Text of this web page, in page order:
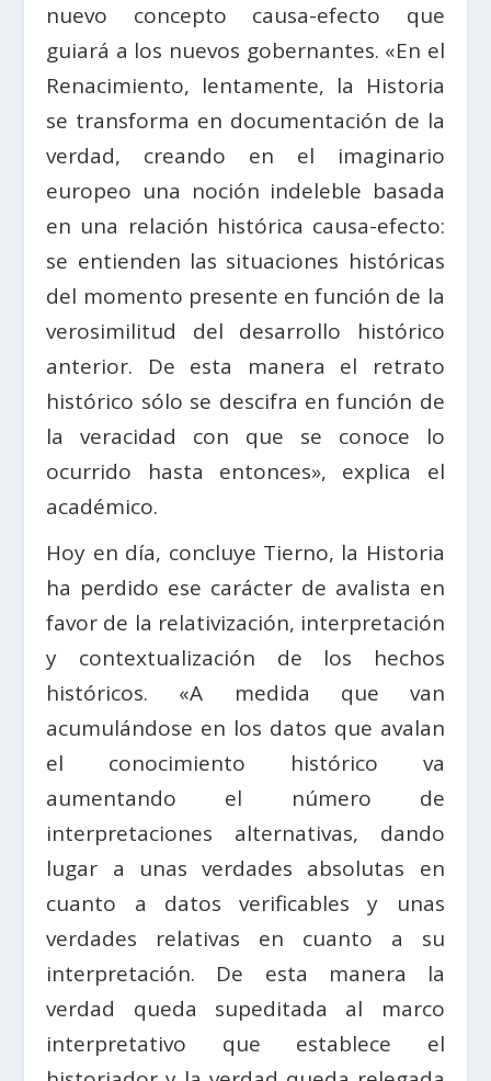
nuevo concepto causa-efecto que
guiará a los nuevos gobernantes. «En el
Renacimiento, lentamente, la Historia
se transforma en documentación de la
verdad, creando en el imaginario
europeo una noción indeleble basada
en una relación histórica causa-efecto:
se entienden las situaciones históricas
del momento presente en función de la
verosimilitud del desarrollo histórico
anterior. De esta manera el retrato
histórico sólo se descifra en función de
la veracidad con que se conoce lo
ocurrido hasta entonces», explica el
académico.
Hoy en día, concluye Tierno, la Historia
ha perdido ese carácter de avalista en
favor de la relativización, interpretación
y contextualización de los hechos
históricos. «A medida que van
acumulándose en los datos que avalan
el conocimiento histórico va
aumentando el número de
interpretaciones alternativas, dando
lugar a unas verdades absolutas en
cuanto a datos verificables y unas
verdades relativas en cuanto a su
interpretación. De esta manera la
verdad queda supeditada al marco
interpretativo que establece el